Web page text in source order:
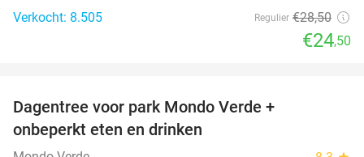
Verkocht: 8.505
Regulier €28,50
€24,50
Dagentree voor park Mondo Verde +
onbeperkt eten en drinken